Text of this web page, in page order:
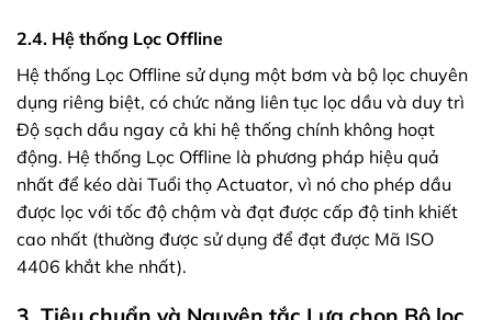
2.4. Hệ thống Lọc Offline
Hệ thống Lọc Offline sử dụng một bơm và bộ lọc chuyên
dụng riêng biệt, có chức năng liên tục lọc dầu và duy trì
Độ sạch dầu ngay cả khi hệ thống chính không hoạt
động. Hệ thống Lọc Offline là phương pháp hiệu quả
nhất để kéo dài Tuổi thọ Actuator, vì nó cho phép dầu
được lọc với tốc độ chậm và đạt được cấp độ tinh khiết
cao nhất (thường được sử dụng để đạt được Mã ISO
4406 khắt khe nhất).